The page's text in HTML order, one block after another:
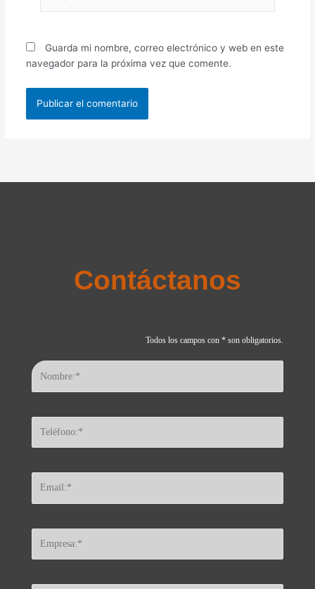
Guarda mi nombre, correo electrónico y web en este
navegador para la próxima vez que comente.
Contáctanos
Todos los campos con * son obligatorios.